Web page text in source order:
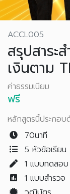
ACCL005
สรุปสาระ
เงินตาม
ค่าธรรมเนียม
ฟรี
หลักสูตรนี้ประกอบ
70นาที
5 หัวข้อเรียน
1 แบบทดสอบ
1 แบบสำรวจ